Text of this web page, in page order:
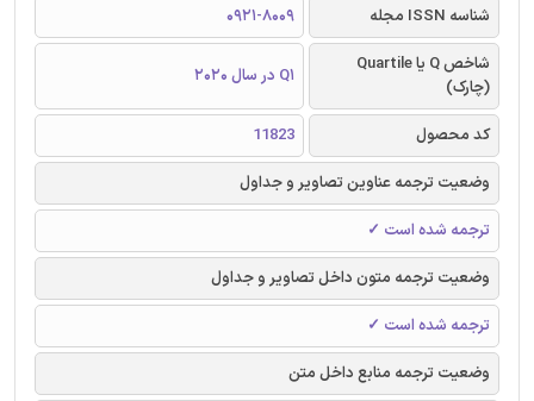
شناسه ISSN مجله
0921-8009
شاخص Q یا Quartile
(چارک)
Q1 در سال 2020
کد محصول
11823
وضعیت ترجمه عناوین تصاویر و جداول
ترجمه شده است ✓
وضعیت ترجمه متون داخل تصاویر و جداول
ترجمه شده است ✓
وضعیت ترجمه منابع داخل متن